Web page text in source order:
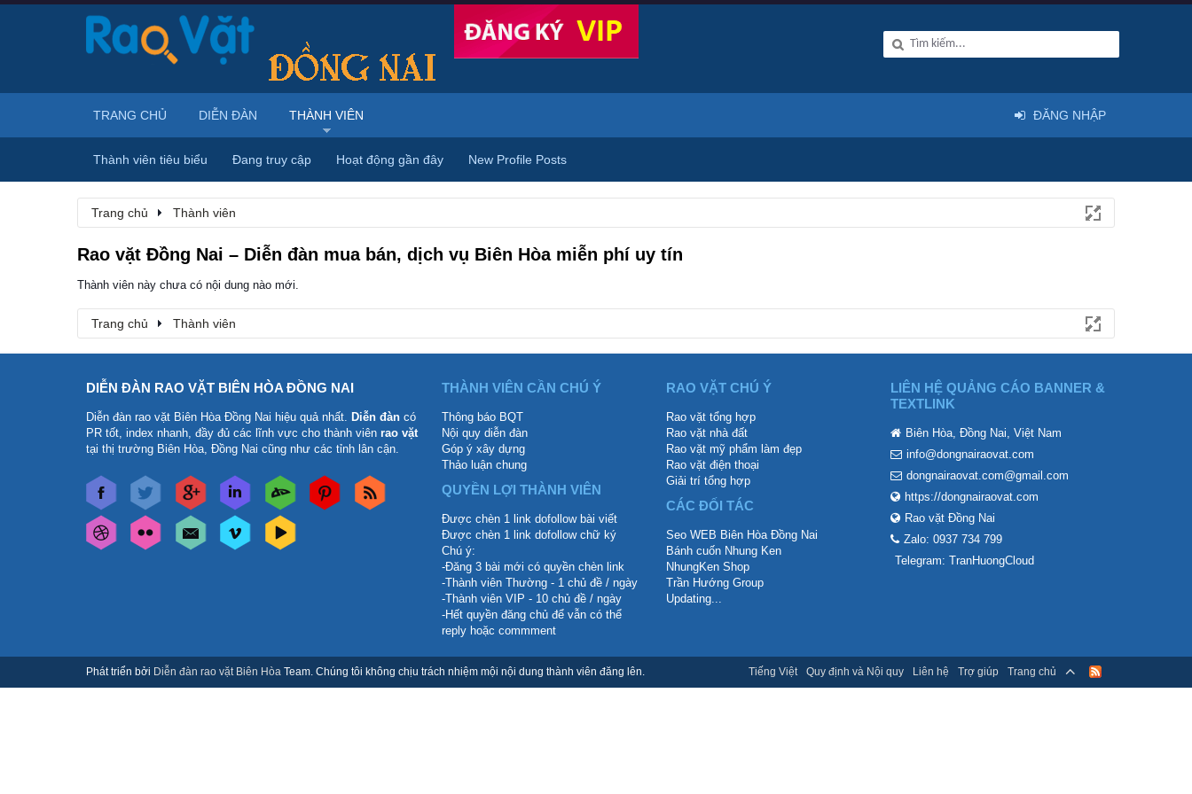
Trang chủ Thành viên
Rao vặt Đồng Nai – Diễn đàn mua bán, dịch vụ Biên Hòa miễn phí uy tín
Thành viên này chưa có nội dung nào mới.
Trang chủ Thành viên
TRANG CHỦ DIỄN ĐÀN THÀNH VIÊN
Thành viên tiêu biểu Đang truy cập Hoạt động gần đây New Profile Posts
ĐĂNG NHẬP
DIỄN ĐÀN RAO VẶT BIÊN HÒA ĐỒNG NAI
Diễn đàn rao vặt Biên Hòa Đồng Nai hiệu quả nhất. Diễn đàn có
PR tốt, index nhanh, đầy đủ các lĩnh vực cho thành viên rao vặt
tại thị trường Biên Hòa, Đồng Nai cũng như các tỉnh lân cận.
THÀNH VIÊN CẦN CHÚ Ý
Thông báo BQT
Nội quy diễn đàn
Góp ý xây dựng
Thảo luận chung
QUYỀN LỢI THÀNH VIÊN
Được chèn 1 link dofollow bài viết
Được chèn 1 link dofollow chữ ký
Chú ý:
-Đăng 3 bài mới có quyền chèn link
-Thành viên Thường - 1 chủ đề / ngày
-Thành viên VIP - 10 chủ đề / ngày
-Hết quyền đăng chủ để vẫn có thể
reply hoặc commment
RAO VẶT CHÚ Ý
Rao vặt tổng hợp
Rao vặt nhà đất
Rao vặt mỹ phẩm làm đẹp
Rao vặt điện thoại
Giải trí tổng hợp
CÁC ĐỐI TÁC
Seo WEB Biên Hòa Đồng Nai
Bánh cuốn Nhung Ken
NhungKen Shop
Trần Hướng Group
Updating...
LIÊN HỆ QUẢNG CÁO BANNER &
TEXTLINK
Biên Hòa, Đồng Nai, Việt Nam
info@dongnairaovat.com
dongnairaovat.com@gmail.com
https://dongnairaovat.com
Rao vặt Đồng Nai
Zalo: 0937 734 799
Telegram: TranHuongCloud
Phát triển bởi Diễn đàn rao vặt Biên Hòa Team. Chúng tôi không chịu trách nhiệm mội nội dung thành viên đăng lên. Tiếng Việt Quy định và Nội quy Liên hệ Trợ giúp Trang chủ